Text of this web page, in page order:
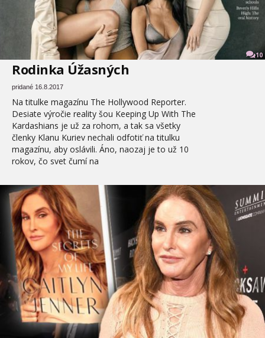
10
Rodinka Úžasných
pridané 16.8.2017
Na titulke magazínu The Hollywood Reporter.
Desiate výročie reality šou Keeping Up With The
Kardashians je už za rohom, a tak sa všetky
členky Klanu Kuriev nechali odfotiť na titulku
magazínu, aby oslávili. Áno, naozaj je to už 10
rokov, čo svet čumí na